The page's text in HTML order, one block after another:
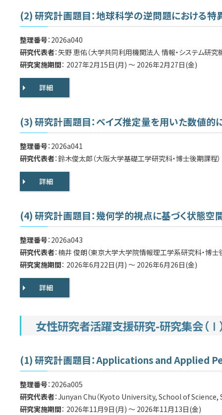
(2) 研究計画題目：地球科学の逆問題における
整理番号：2026a040
研究代表者：矢野 恵佑（大学共同利用機関法人 情報・システム研
研究実施期間： 2027年2月15日(月) ～ 2026年2月27日(金)
詳細
(3) 研究計画題目：ベイズ推定量を用いた数値的
整理番号：2026a041
研究代表者：鈴木俊太郎（大阪大学基礎工学研究科・博士後期課程）
詳細
(4) 研究計画題目：幾何学的視点に基づく状態
整理番号：2026a043
研究代表者：楠井 俊朗（東京大学大学院情報理工学系研究科・博士
研究実施期間： 2026年6月22日(月) ～ 2026年6月26日(金)
詳細
女性研究者活躍支援研究-研究集会（Ⅰ
(1) 研究計画題目：Applications and
整理番号：2026a005
研究代表者：Junyan Chu（Kyoto University, School of Science,
研究実施期間： 2026年11月9日(月) ～ 2026年11月13日(金)